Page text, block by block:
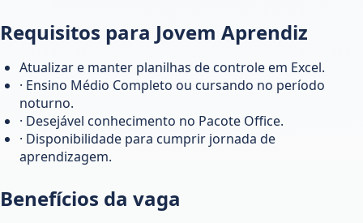
Requisitos para Jovem Aprendiz
Atualizar e manter planilhas de controle em Excel.
· Ensino Médio Completo ou cursando no período
noturno.
· Desejável conhecimento no Pacote Office.
· Disponibilidade para cumprir jornada de
aprendizagem.
Benefícios da vaga